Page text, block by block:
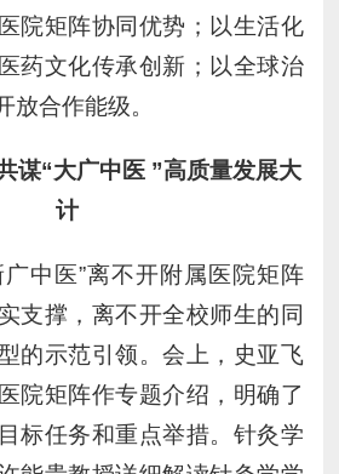
院矩阵协同优势；以生活化
药文化传承创新；以全球治
放合作能级。
谋“大广中医 ”高质量发展大
计
广中医”离不开附属医院矩阵
支撑，离不开全校师生的同
的示范引领。会上，史亚飞
院矩阵作专题介绍，明确了
标任务和重点举措。针灸学